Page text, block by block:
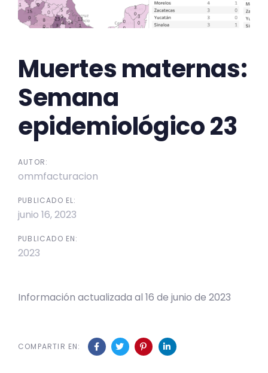
Muertes maternas:
Semana
epidemiológico 23
AUTOR:
ommfacturacion
PUBLICADO EL:
junio 16, 2023
PUBLICADO EN:
2023
Información actualizada al 16 de junio de 2023
COMPARTIR EN: